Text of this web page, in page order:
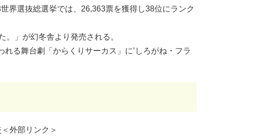
界選抜総選挙では、26,363票を獲得し38位にランク
」が幻冬舎より発売される。
る舞台劇「からくりサーカス」に’しろがね・フラ
＜外部リンク＞